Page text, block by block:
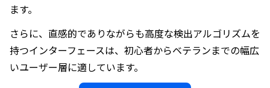
ます。
さらに、直感的でありながらも高度な検出アルゴリズムを
持つインターフェースは、初心者からベテランまでの幅広
いユーザー層に適しています。